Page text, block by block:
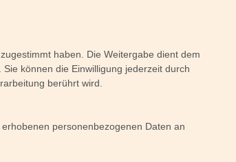
haben. Die Weitergabe dient dem
können die Einwilligung jederzeit durch
berührt wird.
personenbezogenen Daten an